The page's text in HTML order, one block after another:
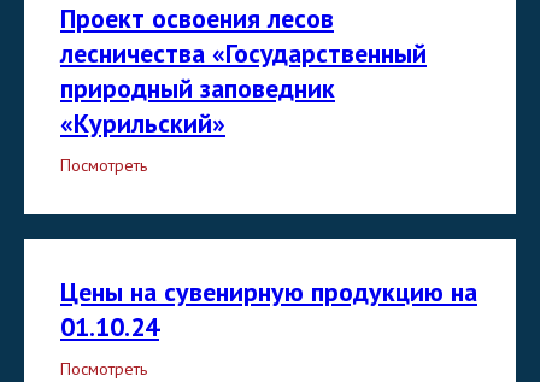
Проект освоения лесов
лесничества «Государственный
природный заповедник
«Курильский»
Посмотреть
Цены на сувенирную продукцию на
01.10.24
Посмотреть